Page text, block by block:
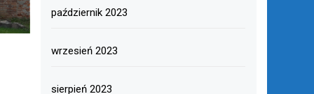
październik 2023
wrzesień 2023
sierpień 2023